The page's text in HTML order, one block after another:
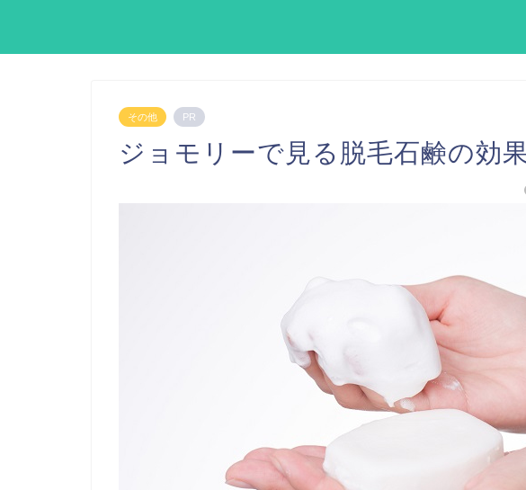
その他 PR
ジョモリーで見る脱毛石鹸の効